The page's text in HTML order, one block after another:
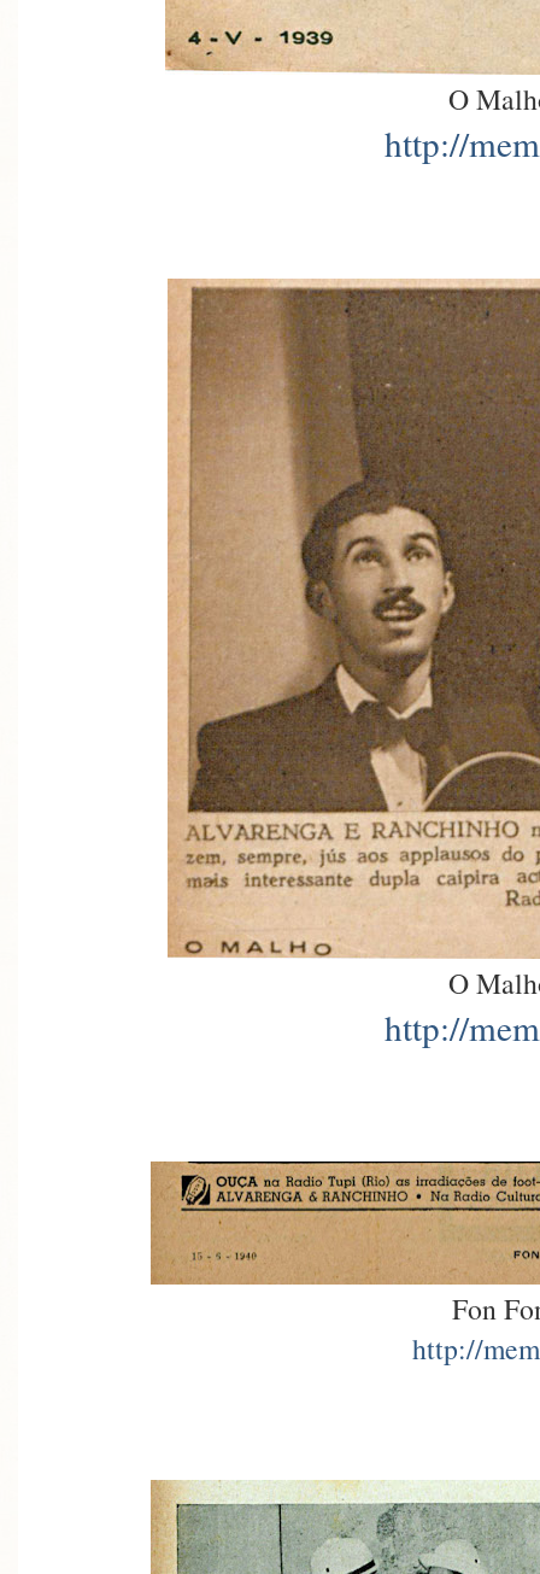
O
http://
O
http://
Fon
http://